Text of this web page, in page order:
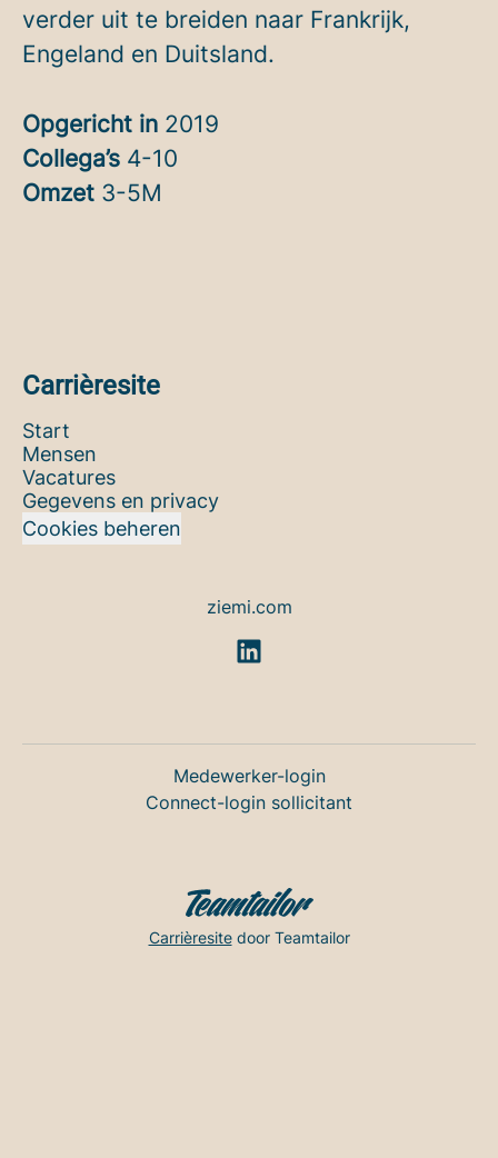
verder uit te breiden naar Frankrijk,
Engeland en Duitsland.
Opgericht in 2019
Collega’s 4-10
Omzet 3-5M
Carrièresite
Start
Mensen
Vacatures
Gegevens en privacy
Cookies beheren
ziemi.com
Medewerker-login
Connect-login sollicitant
Carrièresitedoor Teamtailor